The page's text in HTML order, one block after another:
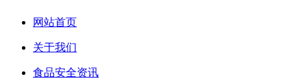
网站首页
关于我们
食品安全资讯